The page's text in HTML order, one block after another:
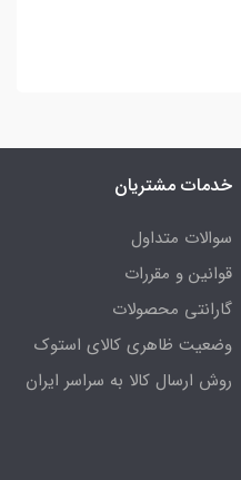
خدمات مشتریان
سوالات متداول
قوانین و مقررات
گارانتی محصولات
وضعیت ظاهری کالای استوک
روش ارسال کالا به سراسر ایران